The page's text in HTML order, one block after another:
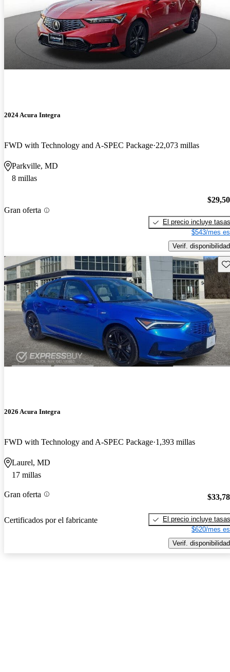
2024 Acura Integra
FWD with Technology and A-SPEC Package 22,073 millas
Parkville, MD
8 millas
Gran oferta
El precio incluye tasas
$543/mes
Verif. disponibilidad
2026 Acura Integra
FWD with Technology and A-SPEC Package 1,393 millas
Laurel, MD
17 millas
Gran oferta
Certificados por el fabricante
El precio incluye tasas
$620/mes
Verif. disponibilidad